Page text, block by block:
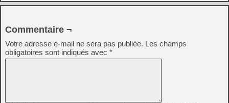
Commentaire ¬
Votre adresse e-mail ne sera pas publiée. Les champs
obligatoires sont indiqués avec *